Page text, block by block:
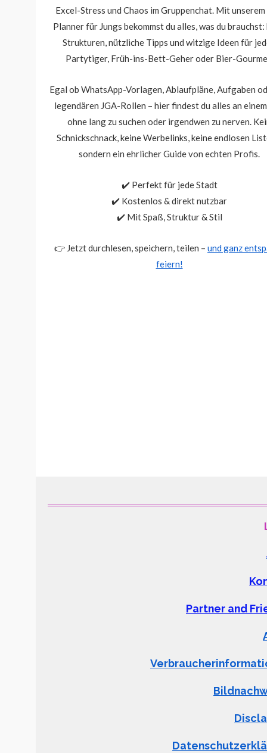
Excel-Stress und Chaos im Gruppenchat. Mit unserem
Planner für Jungs bekommst du alles, was du brauchst:
Strukturen, nützliche Tipps und witzige Ideen für
Partytiger, Früh-ins-Bett-Geher oder Bier-
Egal ob WhatsApp-Vorlagen, Ablaufpläne, Aufgaben
legendären JGA-Rollen – hier findest du alles an
ohne lang zu suchen oder irgendwen zu nerven.
Schnickschnack, keine Werbelinks, keine endlosen
sondern ein ehrlicher Guide von echten Profis.
✔️ Perfekt für jede Stadt
✔️ Kostenlos & direkt nutzbar
✔️ Mit Spaß, Struktur & Stil
👉 Jetzt durchlesen, speichern, teilen – und ganz
feiern!
Partner and